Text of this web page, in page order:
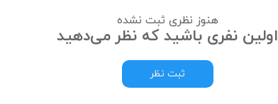
هنوز نظری ثبت نشده
اولین نفری باشید که نظر می‌دهید
ثبت نظر